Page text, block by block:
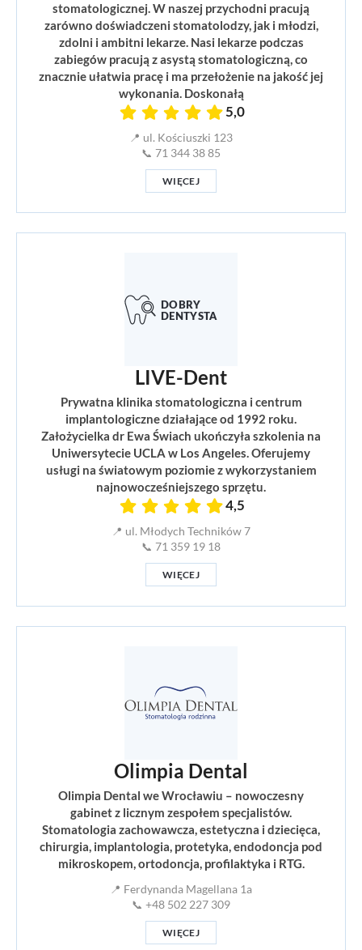
stomatologicznej. W naszej przychodni pracują
zarówno doświadczeni stomatolodzy, jak i młodzi,
zdolni i ambitni lekarze. Nasi lekarze podczas
zabiegów pracują z asystą stomatologiczną, co
znacznie ułatwia pracę i ma przełożenie na jakość jej
wykonania. Doskonałą
5,0
📍 ul. Kościuszki 123
📞 71 344 38 85
WIĘCEJ
LIVE-Dent
Prywatna klinika stomatologiczna i centrum
implantologiczne działające od 1992 roku.
Założycielka dr Ewa Świach ukończyła szkolenia na
Uniwersytecie UCLA w Los Angeles. Oferujemy
usługi na światowym poziomie z wykorzystaniem
najnowocześniejszego sprzętu.
4,5
📍 ul. Młodych Techników 7
📞 71 359 19 18
WIĘCEJ
Olimpia Dental
Olimpia Dental we Wrocławiu – nowoczesny
gabinet z licznym zespołem specjalistów.
Stomatologia zachowawcza, estetyczna i dziecięca,
chirurgia, implantologia, protetyka, endodoncja pod
mikroskopem, ortodoncja, profilaktyka i RTG.
📍 Ferdynanda Magellana 1a
📞 +48 502 227 309
WIĘCEJ